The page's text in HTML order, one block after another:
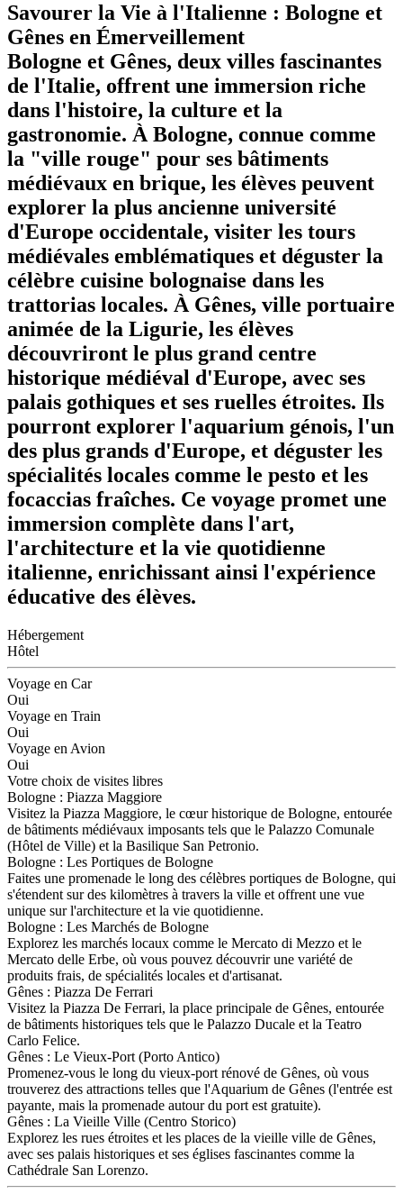
Savourer la Vie à l'Italienne : Bologne et
Gênes en Émerveillement
Bologne et Gênes, deux villes fascinantes
de l'Italie, offrent une immersion riche
dans l'histoire, la culture et la
gastronomie. À Bologne, connue comme
la "ville rouge" pour ses bâtiments
médiévaux en brique, les élèves peuvent
explorer la plus ancienne université
d'Europe occidentale, visiter les tours
médiévales emblématiques et déguster la
célèbre cuisine bolognaise dans les
trattorias locales. À Gênes, ville portuaire
animée de la Ligurie, les élèves
découvriront le plus grand centre
historique médiéval d'Europe, avec ses
palais gothiques et ses ruelles étroites. Ils
pourront explorer l'aquarium génois, l'un
des plus grands d'Europe, et déguster les
spécialités locales comme le pesto et les
focaccias fraîches. Ce voyage promet une
immersion complète dans l'art,
l'architecture et la vie quotidienne
italienne, enrichissant ainsi l'expérience
éducative des élèves.
Hébergement
Hôtel
Voyage en Car
Oui
Voyage en Train
Oui
Voyage en Avion
Oui
Votre choix de visites libres
Bologne : Piazza Maggiore
Visitez la Piazza Maggiore, le cœur historique de Bologne, entourée
de bâtiments médiévaux imposants tels que le Palazzo Comunale
(Hôtel de Ville) et la Basilique San Petronio.
Bologne : Les Portiques de Bologne
Faites une promenade le long des célèbres portiques de Bologne, qui
s'étendent sur des kilomètres à travers la ville et offrent une vue
unique sur l'architecture et la vie quotidienne.
Bologne : Les Marchés de Bologne
Explorez les marchés locaux comme le Mercato di Mezzo et le
Mercato delle Erbe, où vous pouvez découvrir une variété de
produits frais, de spécialités locales et d'artisanat.
Gênes : Piazza De Ferrari
Visitez la Piazza De Ferrari, la place principale de Gênes, entourée
de bâtiments historiques tels que le Palazzo Ducale et la Teatro
Carlo Felice.
Gênes : Le Vieux-Port (Porto Antico)
Promenez-vous le long du vieux-port rénové de Gênes, où vous
trouverez des attractions telles que l'Aquarium de Gênes (l'entrée est
payante, mais la promenade autour du port est gratuite).
Gênes : La Vieille Ville (Centro Storico)
Explorez les rues étroites et les places de la vieille ville de Gênes,
avec ses palais historiques et ses églises fascinantes comme la
Cathédrale San Lorenzo.